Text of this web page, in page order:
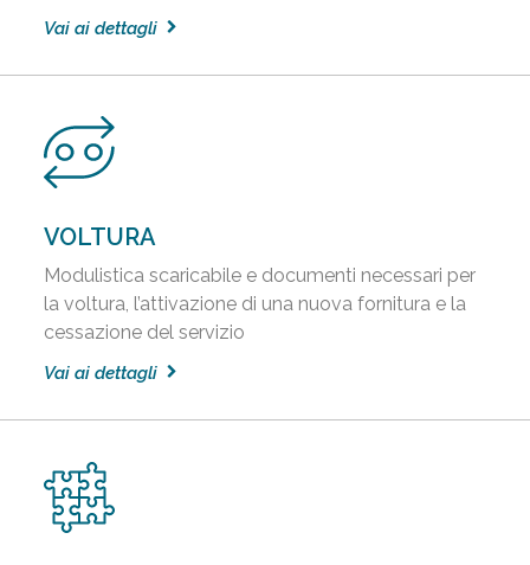
Vai ai dettagli
VOLTURA
Modulistica scaricabile e documenti necessari per
la voltura, l’attivazione di una nuova fornitura e la
cessazione del servizio
Vai ai dettagli